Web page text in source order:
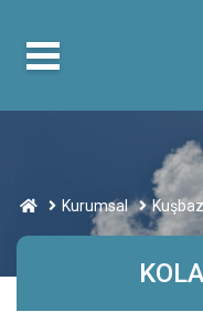
Kurumsal